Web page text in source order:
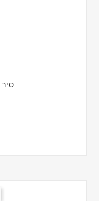
סיר 2 ליטר עם ציפוי טיטניום